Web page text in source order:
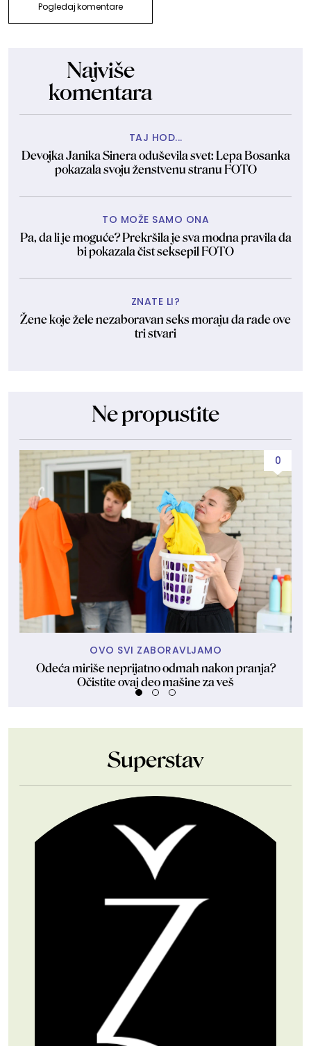
Pogledaj komentare
Najviše
komentara
TAJ HOD...
Devojka Janika Sinera oduševila svet: Lepa Bosanka
pokazala svoju ženstvenu stranu FOTO
TO MOŽE SAMO ONA
Pa, da li je moguće? Prekršila je sva modna pravila da
bi pokazala čist seksepil FOTO
ZNATE LI?
Žene koje žele nezaboravan seks moraju da rade ove
tri stvari
Ne propustite
0
OVO SVI ZABORAVLJAMO
Odeća miriše neprijatno odmah nakon pranja?
Očistite ovaj deo mašine za veš
Superstav